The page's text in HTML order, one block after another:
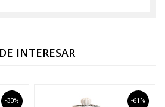
INTERESAR
-30% -61%